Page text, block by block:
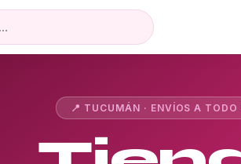
📍 TUCUMÁN · ENVÍOS A TODO